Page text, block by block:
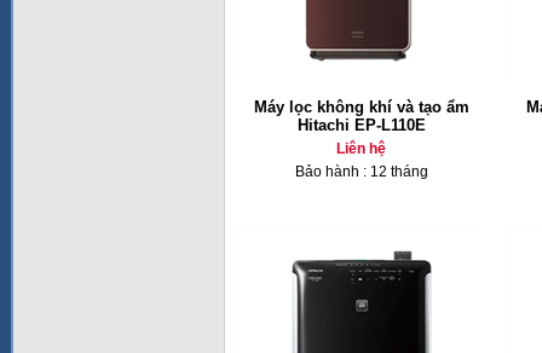
Máy lọc không khí và tạo ẩm
Hitachi EP-L110E
Liên hệ
Bảo hành : 12 tháng